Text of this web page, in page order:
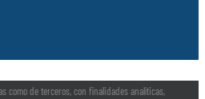
como de terceros, con finalidades analíticas,